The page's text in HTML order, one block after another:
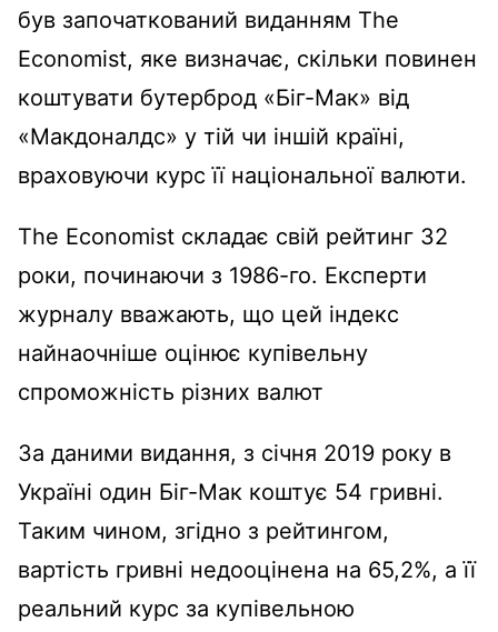
був започаткований виданням The
Economist, яке визначає, скільки повинен
коштувати бутерброд «Біг-Мак» від
«Макдоналдс» у тій чи іншій країні,
враховуючи курс її національної валюти.
The Economist складає свій рейтинг 32
роки, починаючи з 1986-го. Експерти
журналу вважають, що цей індекс
найнаочніше оцінює купівельну
спроможність різних валют
За даними видання, з січня 2019 року в
Україні один Біг-Мак коштує 54 гривні.
Таким чином, згідно з рейтингом,
вартість гривні недооцінена на 65,2%, а її
реальний курс за купівельною